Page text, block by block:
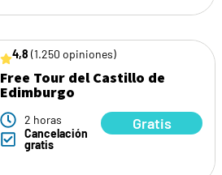
4,8 (1.250 opiniones)
Free Tour del Castillo de
Edimburgo
2 horas
Cancelación
gratis
Gratis